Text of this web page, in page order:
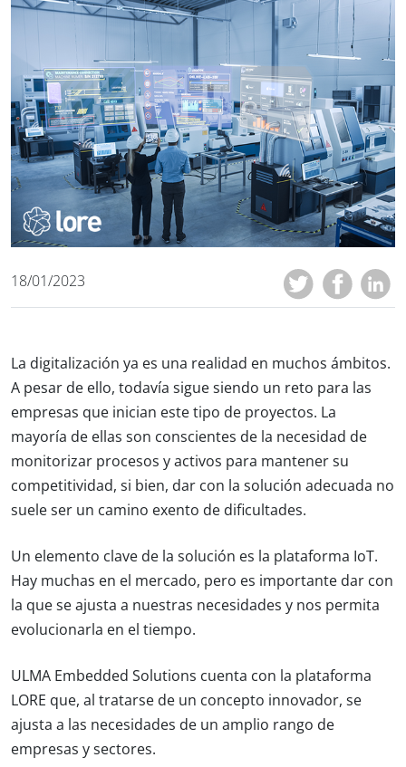
18/01/2023
La digitalización ya es una realidad en muchos ámbitos.
A pesar de ello, todavía sigue siendo un reto para las
empresas que inician este tipo de proyectos. La
mayoría de ellas son conscientes de la necesidad de
monitorizar procesos y activos para mantener su
competitividad, si bien, dar con la solución adecuada no
suele ser un camino exento de dificultades.
Un elemento clave de la solución es la plataforma IoT.
Hay muchas en el mercado, pero es importante dar con
la que se ajusta a nuestras necesidades y nos permita
evolucionarla en el tiempo.
ULMA Embedded Solutions cuenta con la plataforma
LORE que, al tratarse de un concepto innovador, se
ajusta a las necesidades de un amplio rango de
empresas y sectores.